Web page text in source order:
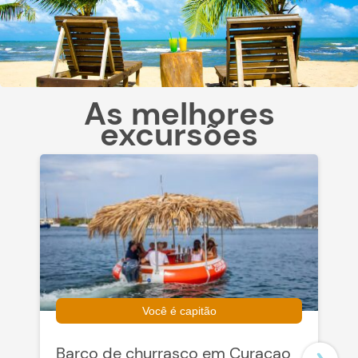
As melhores
excursões
Você é capitão
Barco de churrasco em Curaçao